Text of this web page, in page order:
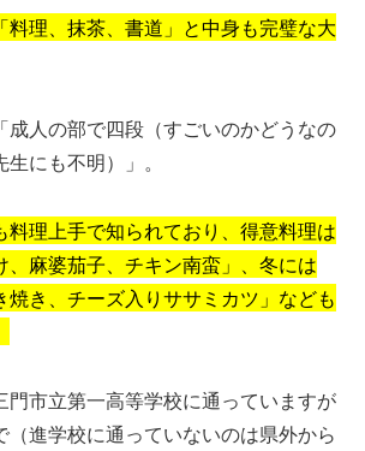
料理、抹茶、書道」と中身も完璧な大
成人の部で四段（すごいのかどうなの
にも不明）」。
料理上手で知られており、得意料理は
、麻婆茄子、チキン南蛮」、冬には
焼き、チーズ入りササミカツ」なども
門市立第一高等学校に通っていますが
（進学校に通っていないのは県外から